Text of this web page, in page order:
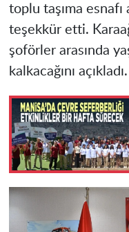
toplu taşıma esnafı
teşekkür etti.
şoförler arasında
kalkacağını açıkladı.